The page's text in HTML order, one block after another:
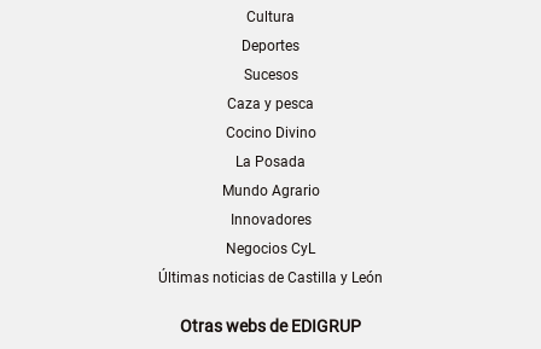
Cultura
Deportes
Sucesos
Caza y pesca
Cocino Divino
La Posada
Mundo Agrario
Innovadores
Negocios CyL
Últimas noticias de Castilla y León
Otras webs de EDIGRUP